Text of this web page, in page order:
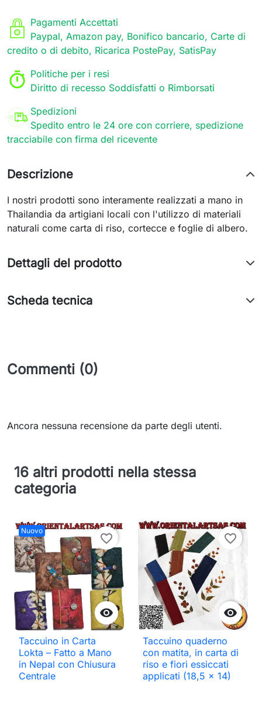
Pagamenti Accettati
Paypal, Amazon pay, Bonifico bancario, Carte di
credito o di debito, Ricarica PostePay, SatisPay
Politiche per i resi
Diritto di recesso Soddisfatti o Rimborsati
Spedizioni
Spedito entro le 24 ore con corriere, spedizione
tracciabile con firma del ricevente
Descrizione
I nostri prodotti sono interamente realizzati a mano in
Thailandia da artigiani locali con l'utilizzo di materiali
naturali come carta di riso, cortecce e foglie di albero.
Dettagli del prodotto
Scheda tecnica
Commenti (0)
Ancora nessuna recensione da parte degli utenti.
16 altri prodotti nella stessa
categoria
Nuovo

favorite_border
Taccuino in Carta
Lokta – Fatto a Mano
in Nepal con Chiusura
Centrale

favorite_border
Taccuino quaderno
con matita, in carta di
riso e fiori essiccati
applicati (18,5 x 14)